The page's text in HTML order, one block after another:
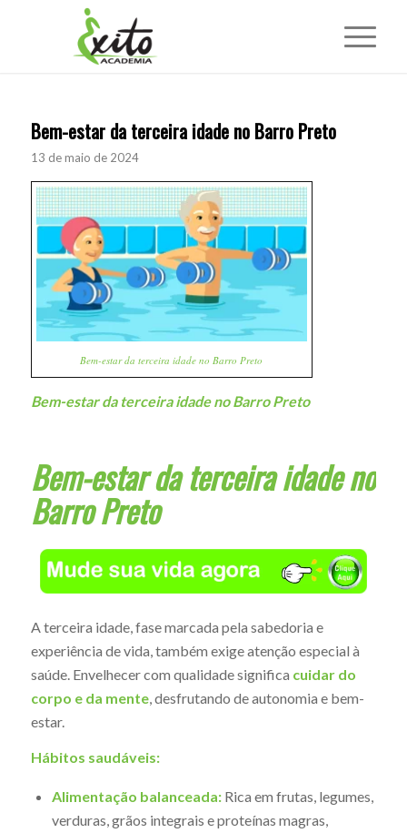
Bem-estar da terceira idade no Barro Preto
13 de maio de 2024
Bem-estar da terceira idade no Barro Preto
Bem-estar da terceira idade no Barro Preto
Bem-estar da terceira idade no
Barro Preto
A terceira idade, fase marcada pela sabedoria e
experiência de vida, também exige atenção especial à
saúde. Envelhecer com qualidade significa cuidar do
corpo e da mente, desfrutando de autonomia e bem-
estar.
Hábitos saudáveis:
Alimentação balanceada:Rica em frutas, legumes,
verduras, grãos integrais e proteínas magras,